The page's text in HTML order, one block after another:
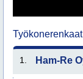
1. Ham-Re